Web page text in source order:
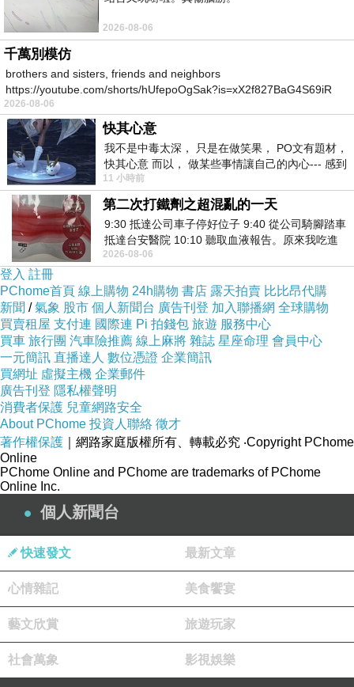
最後，我覺得澄社還是要出來講話，作為自由派
的知識份子，在這本「解構廣電媒體」出版十二
年後，總是要再提出新的看法。
知識份子仍然對這個社會有責任，請不要退縮，
也請知識份子拿出您的專業和熱情為民眾提點、
提點也是好的。
http://www.wretch.cc/blog/imagesimpact&article
_id=2082773
知識份子啊！不是老矣，便是失聲，或成打手，
真是國恥！
http://mypaper.pchome.com.tw/news/souj/3/13
00533655/20071219224514
http://mypaper.pchome.com.tw/news/souj/3/12
84133942/20070414065816
誰還理扁政權如何操弄媒體？
http://mypaper.pchome.com.tw/news/souj/3/12
85909305/20070509062214
http://mypaper.pchome.com.tw/news/souj/3/12
99259081/20071126061454
http://mypaper.pchome.com.tw/news/souj/3/12
81755956/20051027100002
2026-08-06
千萬別模仿
brothers and sisters, friends and neighbors
https://youtube.com/shorts/hUfepoOgSak?is=xX2f827BaG4S69iR
https
2026-08-06
快其心意
我不是中毒太深， 只是在做笑果， PO文有題材，
快其心意 而以， 做某些事情讓自己的內心--- 感到
愉快。
11 小時前
第二次打鐵劑之超混亂的一天
9:30 抵達公司車子停好位子 9:40 從公司騎腳踏車
抵達台安醫院 10:10 聽取血液報告。原來我吃進
去的 B12 彌可保並非沒有吸收而是超
2026-08-06
登入 註冊
PChome首頁 線上購物 24h購物 書店 露天拍賣 比比昂代購
新聞 /氣象 股市 個人新聞台 廣告刊登 加入聯播網 全球購物
買賣租屋 支付連 國際連 Pi 拍錢包 旅遊 服務中心
買車 旅行團 汽車險推薦 線上麻將 雜誌 星座命理 會員中心
一元簡訊 直播達人 數位憑證 企業簡訊
買網址 虛擬主機 企業郵件
廣告刊登 隱私權聲明
消費者保護 兒童網路安全
About PChome 投資人聯絡 徵才
著作權保護 ｜網路家庭版權所有、轉載必究 ‧Copyright PChome
Online
PChome Online and PChome are trademarks of PChome
Online Inc.
個人新聞台
快速發文 最新文章
心情雜記 美食饗宴
藝文欣賞 旅遊玩家
社會萬象 影視娛樂